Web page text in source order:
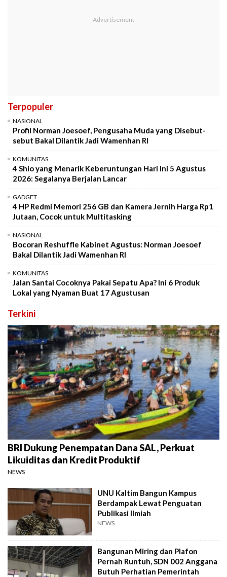
Terpopuler
NASIONAL
Profil Norman Joesoef, Pengusaha Muda yang Disebut-
sebut Bakal Dilantik Jadi Wamenhan RI
KOMUNITAS
4 Shio yang Menarik Keberuntungan Hari Ini 5 Agustus
2026: Segalanya Berjalan Lancar
GADGET
4 HP Redmi Memori 256 GB dan Kamera Jernih Harga Rp1
Jutaan, Cocok untuk Multitasking
NASIONAL
Bocoran Reshuffle Kabinet Agustus: Norman Joesoef
Bakal Dilantik Jadi Wamenhan RI
KOMUNITAS
Jalan Santai Cocoknya Pakai Sepatu Apa? Ini 6 Produk
Lokal yang Nyaman Buat 17 Agustusan
Terkini
BRI Dukung Penempatan Dana SAL, Perkuat
Likuiditas dan Kredit Produktif
NEWS
UNU Kaltim Bangun Kampus
Berdampak Lewat Penguatan
Publikasi Ilmiah
NEWS
Bangunan Miring dan Plafon
Pernah Runtuh, SDN 002 Anggana
Butuh Perhatian Pemerintah